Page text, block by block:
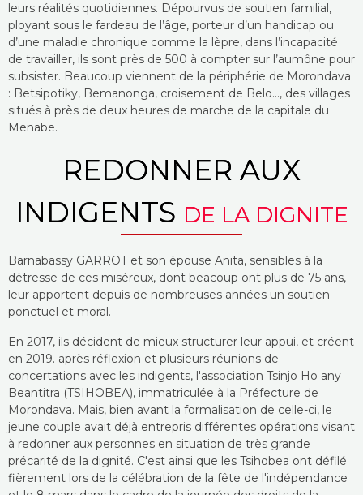
leurs réalités quotidiennes. Dépourvus de soutien familial,
ployant sous le fardeau de l’âge, porteur d’un handicap ou
d’une maladie chronique comme la lèpre, dans l’incapacité
de travailler, ils sont près de 500 à compter sur l’aumône pour
subsister. Beaucoup viennent de la périphérie de Morondava
: Betsipotiky, Bemanonga, croisement de Belo..., des villages
situés à près de deux heures de marche de la capitale du
Menabe.
REDONNER AUX
INDIGENTS DE LA DIGNITE
Barnabassy GARROT et son épouse Anita, sensibles à la
détresse de ces miséreux, dont beacoup ont plus de 75 ans,
leur apportent depuis de nombreuses années un soutien
ponctuel et moral.
En 2017, ils décident de mieux structurer leur appui, et créent
en 2019. après réflexion et plusieurs réunions de
concertations avec les indigents, l'association Tsinjo Ho any
Beantitra (TSIHOBEA), immatriculée à la Préfecture de
Morondava. Mais, bien avant la formalisation de celle-ci, le
jeune couple avait déjà entrepris différentes opérations visant
à redonner aux personnes en situation de très grande
précarité de la dignité. C'est ainsi que les Tsihobea ont défilé
fièrement lors de la célébration de la fête de l'indépendance